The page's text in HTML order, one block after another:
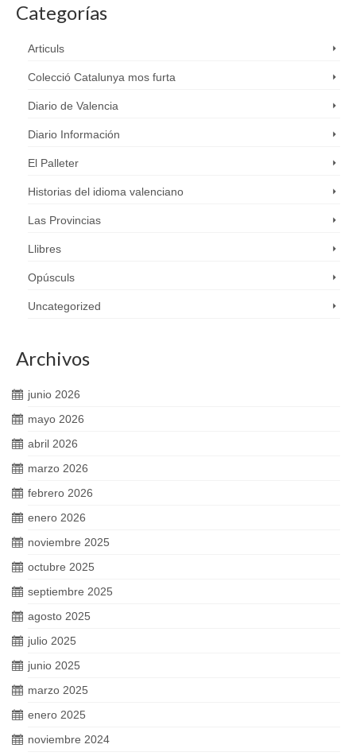
Categorías
Articuls
Colecció Catalunya mos furta
Diario de Valencia
Diario Información
El Palleter
Historias del idioma valenciano
Las Provincias
Llibres
Opúsculs
Uncategorized
Archivos
junio 2026
mayo 2026
abril 2026
marzo 2026
febrero 2026
enero 2026
noviembre 2025
octubre 2025
septiembre 2025
agosto 2025
julio 2025
junio 2025
marzo 2025
enero 2025
noviembre 2024